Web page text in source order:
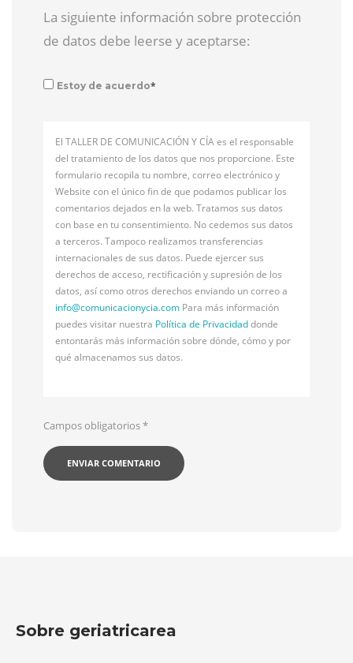
La siguiente información sobre protección
de datos debe leerse y aceptarse:
Estoy de acuerdo*
El TALLER DE COMUNICACIÓN Y CÍA es el responsable
del tratamiento de los datos que nos proporcione. Este
formulario recopila tu nombre, correo electrónico y
Website con el único fin de que podamos publicar los
comentarios dejados en la web. Tratamos sus datos
con base en tu consentimiento. No cedemos sus datos
a terceros. Tampoco realizamos transferencias
internacionales de sus datos. Puede ejercer sus
derechos de acceso, rectificación y supresión de los
datos, así como otros derechos enviando un correo a
info@comunicacionycia.com Para más información
puedes visitar nuestra Política de Privacidaddonde
entontarás más información sobre dónde, cómo y por
qué almacenamos sus datos.
Campos obligatorios*
Sobre geriatricarea